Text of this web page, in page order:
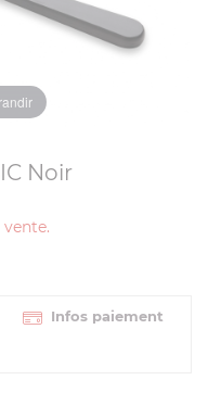
Noir
Infos paiement